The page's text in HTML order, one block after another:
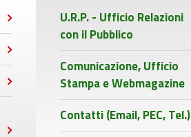
U.R.P. - Ufficio Relazioni
con il Pubblico
Comunicazione, Ufficio
Stampa e Webmagazine
Contatti (Email, PEC, Tel.)